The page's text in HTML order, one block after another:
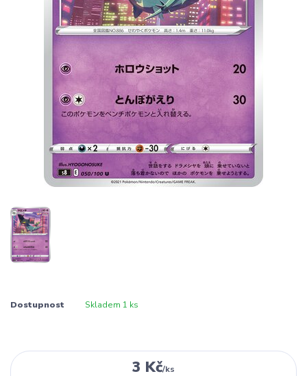
Dostupnost Skladem 1 ks
3 Kč/ks